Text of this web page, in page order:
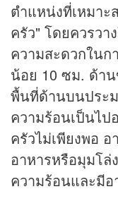
ตำแหน่งที่เหมาะ
ครัว" โดยควรวา
ความสะดวกในก
น้อย 10 ซม. ด้า
พื้นที่ด้านบนประ
ความร้อนเป็นไ
ครัวไม่เพียงพอ
อาหารหรือมุมโล่
ความร้อนและมีอ